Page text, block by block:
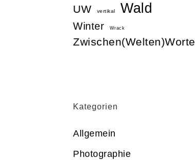
UW vertikal Wald
Winter Wrack
Zwischen(Welten)Worte
Kategorien
Allgemein
Photographie